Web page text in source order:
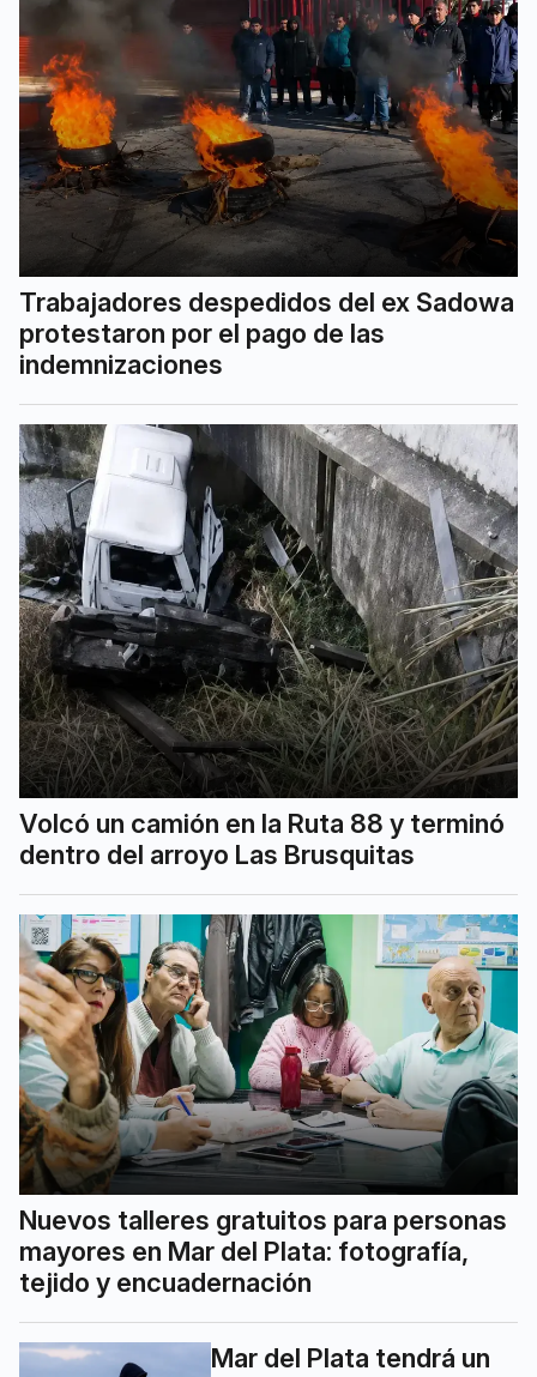
Trabajadores despedidos del ex Sadowa
protestaron por el pago de las
indemnizaciones
Volcó un camión en la Ruta 88 y terminó
dentro del arroyo Las Brusquitas
Nuevos talleres gratuitos para personas
mayores en Mar del Plata: fotografía,
tejido y encuadernación
Mar del Plata tendrá un